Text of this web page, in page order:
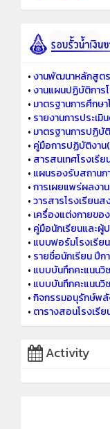
•งานพัฒนาหลักสูต
•งานแผนปฏิบัติการ
• มาตรฐานการศึกษ
• รายงานการประเ
• มาตรฐานการปฏิบั
• คู่มือการปฏิบัติงาน
• สารสนเทศโรงเรีย
• แผนรองรับสถานก
•การเผยแพร่ผลงาน
•วารสารโรงเรียน
• เครื่องแต่งกายขอ
• คู่มือนักเรียนและผู้
• แบบฟอร์มโรงเรี
• รายชื่อนักเรียน ปี
• แบบบันทึกคะแนนวิ
• แบบบันทึกคะแนนวิ
•กิจกรรมอนุรักษ์พลั
• ตารางสอนโรงเรี
Activity